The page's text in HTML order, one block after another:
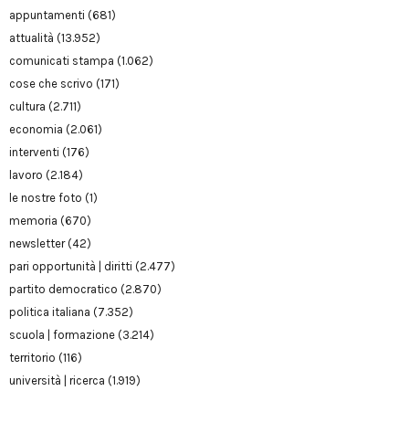
appuntamenti (681)
attualità (13.952)
comunicati stampa (1.062)
cose che scrivo (171)
cultura (2.711)
economia (2.061)
interventi (176)
lavoro (2.184)
le nostre foto (1)
memoria (670)
newsletter(42)
pari opportunità | diritti (2.477)
partito democratico (2.870)
politica italiana (7.352)
scuola | formazione (3.214)
territorio (116)
università | ricerca (1.919)